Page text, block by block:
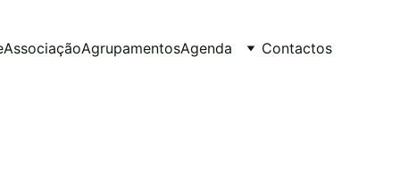
AssociaçãoAgrupamentosAgenda Contactos